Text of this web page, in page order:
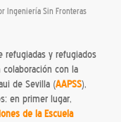
Ingeniería Sin Fronteras
refugiadas y refugiados
con la
de Sevilla (AAPSS),
en primer lugar,
de la Escuela